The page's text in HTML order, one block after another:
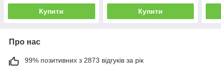
Купити Купити
Про нас
99% позитивних з 2873 відгуків за рік